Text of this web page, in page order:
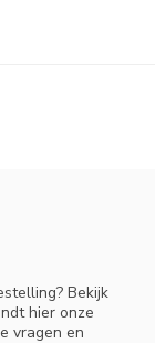
Bekijk
hier onze
vragen en